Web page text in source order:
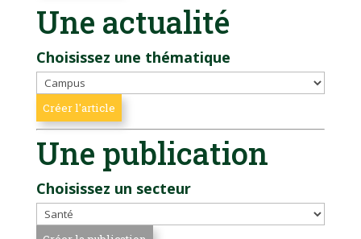
Une actualité
Choisissez une thématique
Une publication
Choisissez un secteur